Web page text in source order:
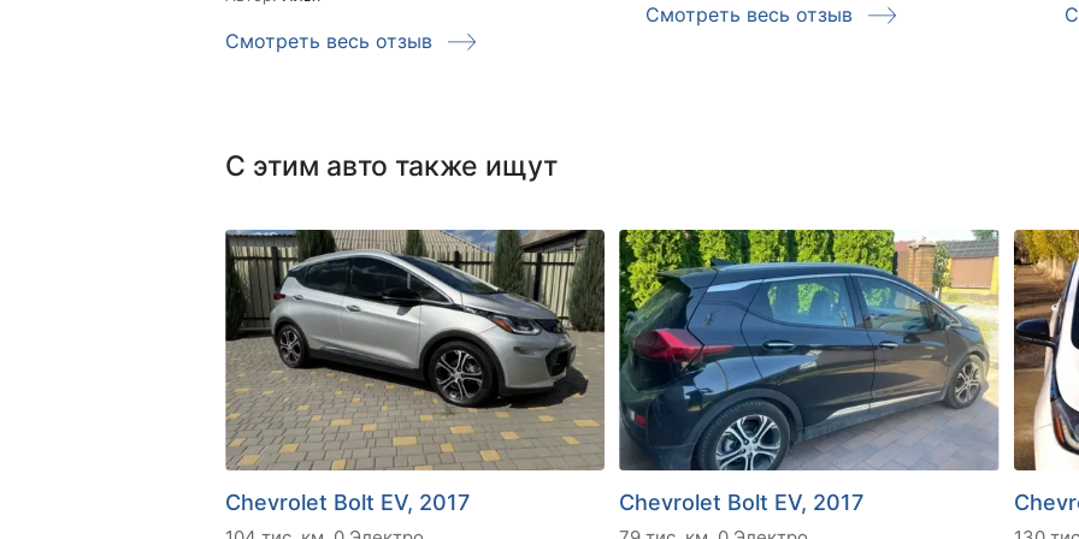
Смотреть весь отзыв
Смотреть весь отзыв
С этим авто также ищут
Chevrolet Bolt EV, 2017 Chevrolet Bolt EV, 2017